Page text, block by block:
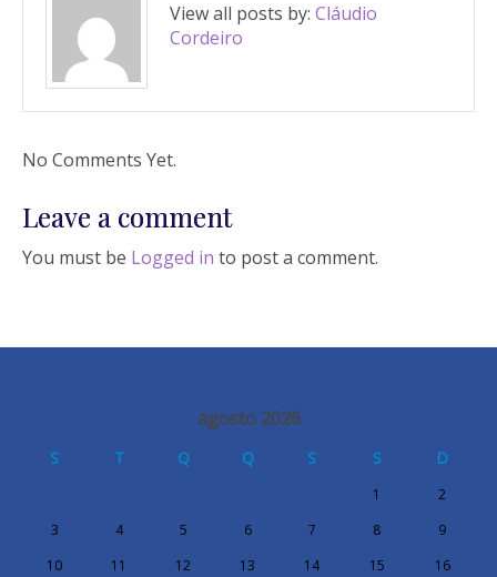
View all posts by: Cláudio
Cordeiro
No Comments Yet.
Leave a comment
You must be Logged in to post a comment.
agosto 2026
S T Q Q S S D
1
2
3
4 5 6 7 8
9
10
11 12 13 14 15
16